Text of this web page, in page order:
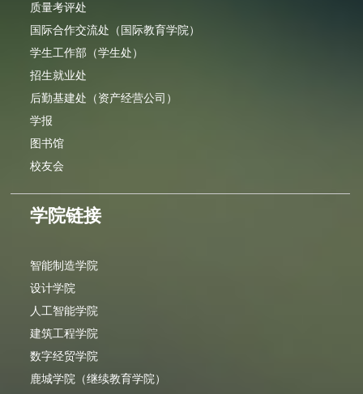
质量考评处
国际合作交流处（国际教育学院）
学生工作部（学生处）
招生就业处
后勤基建处（资产经营公司）
学报
图书馆
校友会
学院链接
智能制造学院
设计学院
人工智能学院
建筑工程学院
数字经贸学院
鹿城学院（继续教育学院）